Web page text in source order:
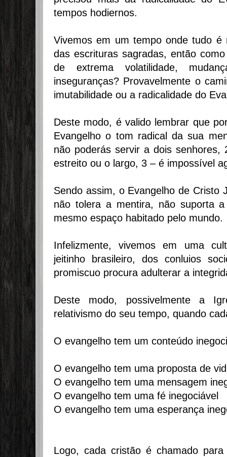
tempos hodiernos.
Vivemos em um tempo onde tudo é
das escrituras sagradas, então
de extrema volatilidade,
inseguranças? Provavelmente o
imutabilidade ou a radicalidade do
Deste modo, é valido lembrar que
Evangelho o tom radical da sua
não poderás servir a dois
estreito ou o largo, 3 – é impossível
Sendo assim, o Evangelho de Cristo
não tolera a mentira, não suporta
mesmo espaço habitado pelo mundo.
Infelizmente, vivemos em uma
jeitinho brasileiro, dos conluios
promiscuo procura adulterar a
Deste modo, possivelmente a
relativismo do seu tempo, quando
O evangelho tem um conteúdo
O evangelho tem uma proposta de
O evangelho tem uma mensagem
O evangelho tem uma fé inegociável
O evangelho tem uma esperança
Logo, cada cristão é chamado